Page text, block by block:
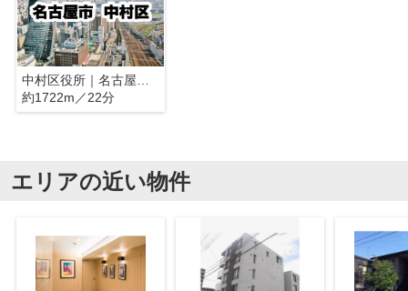
中村区役所｜名古屋市中村区
約1722m／22分
エリアの近い物件